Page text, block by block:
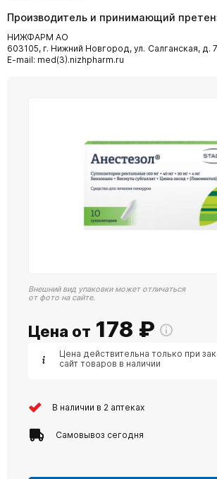
Производитель и принимающий
НИЖФАРМ АО
603105, г. Нижний Новгород, ул. Салганская, д.
E-mail: med(3).nizhpharm.ru
Внешний вид упаковки может отличаться
от фото на сайте.
Цена от 178 ₽
Цена действительна только при
сайт товаров в наличии
В наличии в 2 аптеках
Самовывоз сегодня